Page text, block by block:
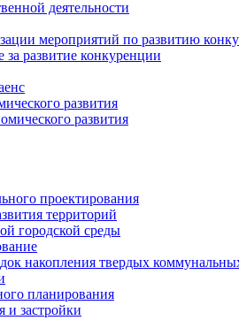
деятельности
мероприятий по развитию
за развитие конкуренции
развития
развития
проектирования
территорий
городской среды
накопления твердых
планирования
и застройки